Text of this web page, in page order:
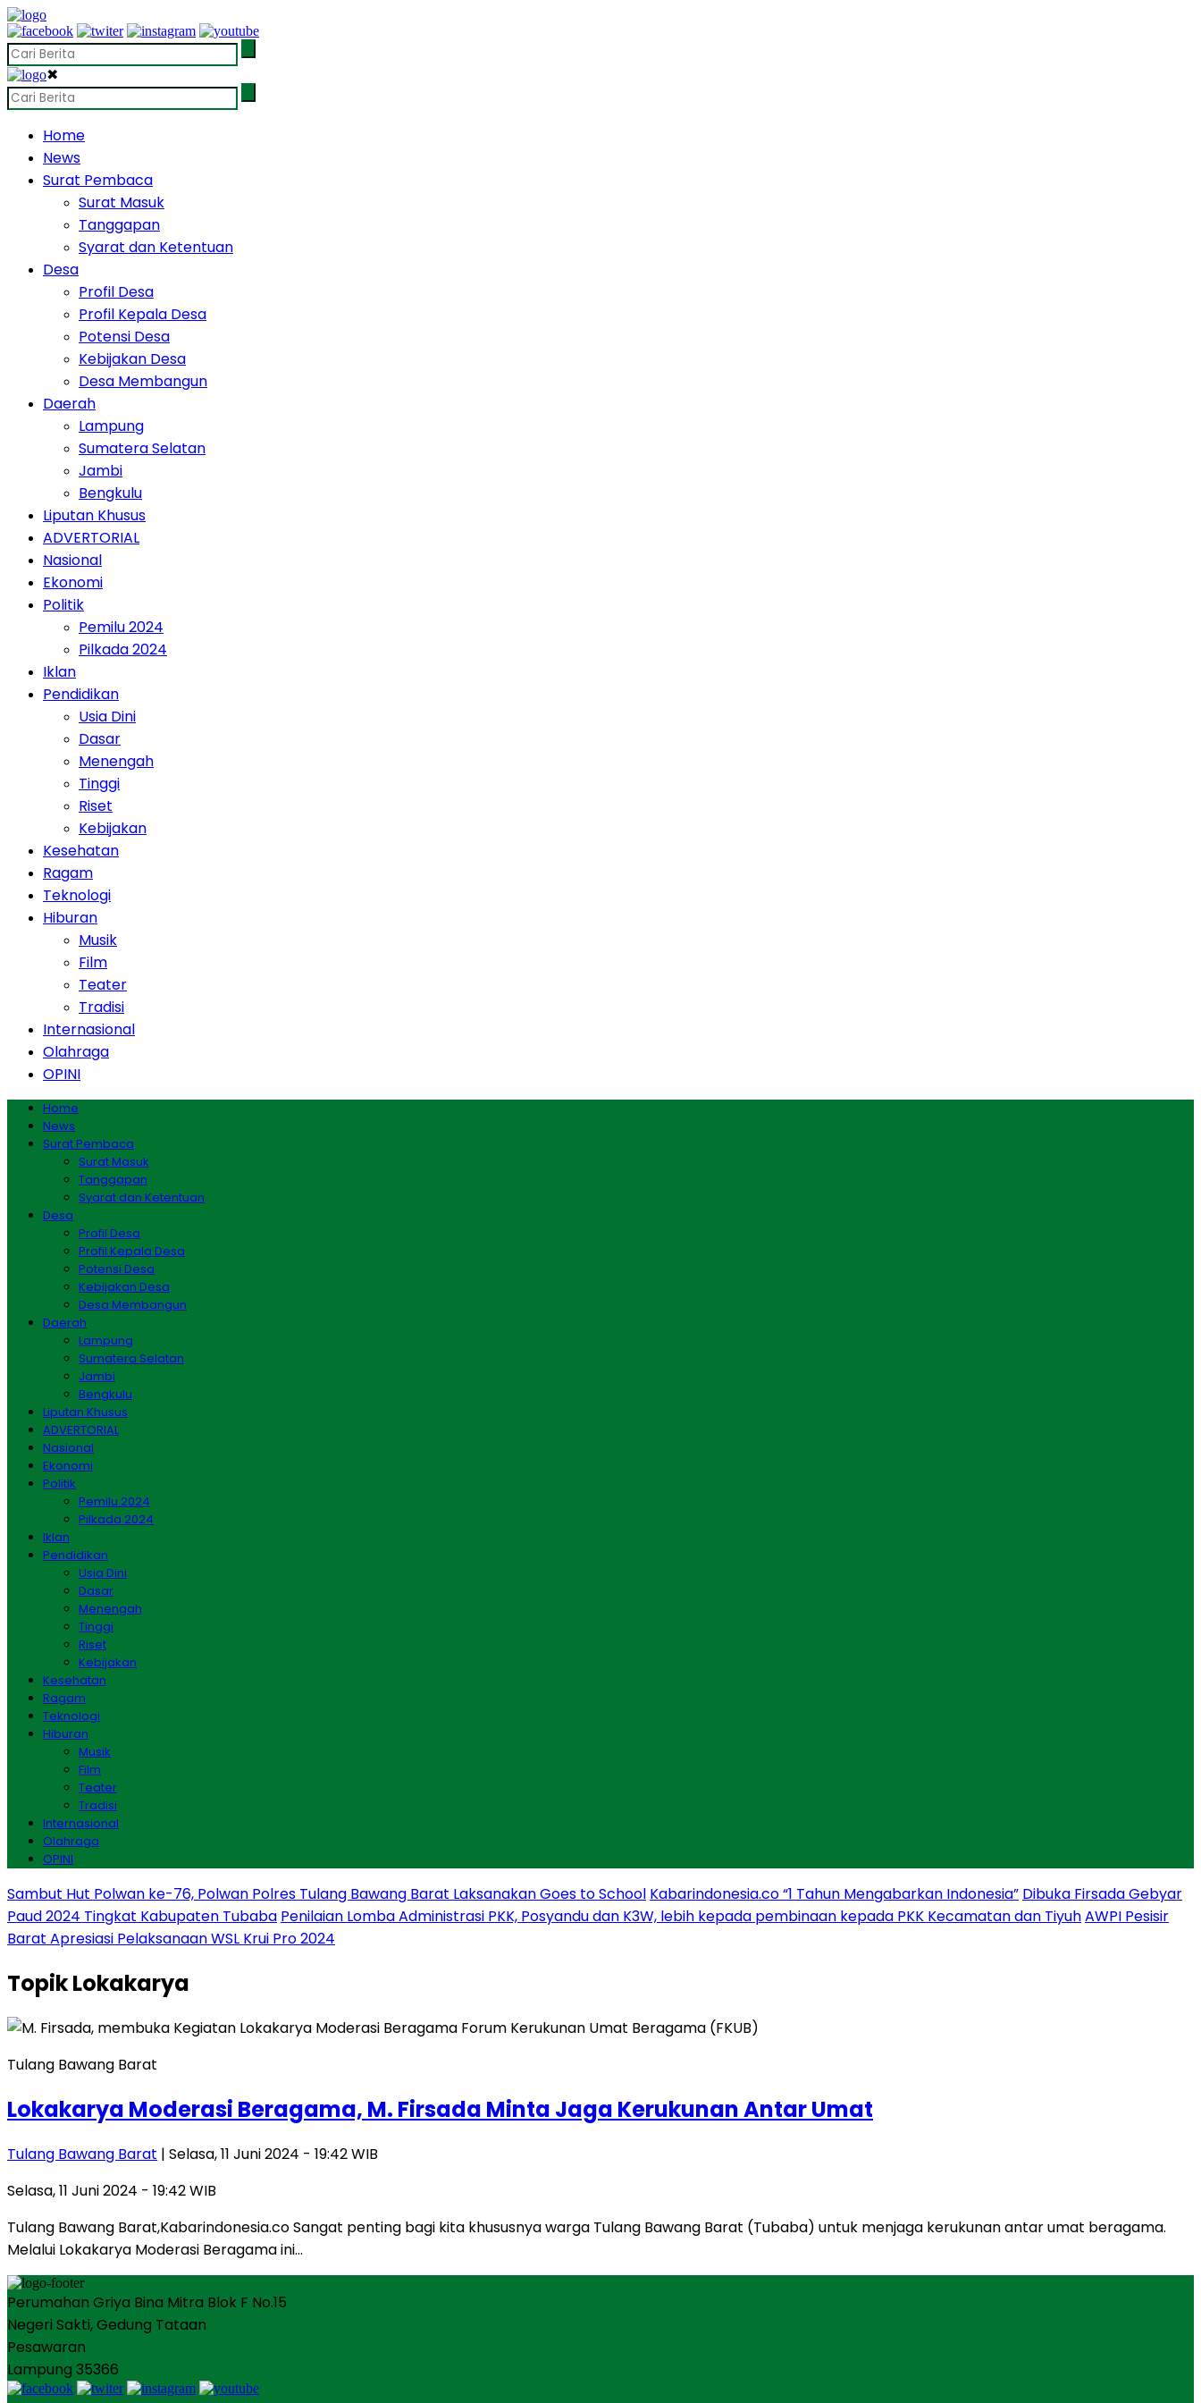
✖
Home
News
Surat Pembaca
Surat Masuk
Tanggapan
Syarat dan Ketentuan
Desa
Profil Desa
Profil Kepala Desa
Potensi Desa
Kebijakan Desa
Desa Membangun
Daerah
Lampung
Sumatera Selatan
Jambi
Bengkulu
Liputan Khusus
ADVERTORIAL
Nasional
Ekonomi
Politik
Pemilu 2024
Pilkada 2024
Iklan
Pendidikan
Usia Dini
Dasar
Menengah
Tinggi
Riset
Kebijakan
Kesehatan
Ragam
Teknologi
Hiburan
Musik
Film
Teater
Tradisi
Internasional
Olahraga
OPINI
Home
News
Surat Pembaca
Surat Masuk
Tanggapan
Syarat dan Ketentuan
Desa
Profil Desa
Profil Kepala Desa
Potensi Desa
Kebijakan Desa
Desa Membangun
Daerah
Lampung
Sumatera Selatan
Jambi
Bengkulu
Liputan Khusus
ADVERTORIAL
Nasional
Ekonomi
Politik
Pemilu 2024
Pilkada 2024
Iklan
Pendidikan
Usia Dini
Dasar
Menengah
Tinggi
Riset
Kebijakan
Kesehatan
Ragam
Teknologi
Hiburan
Musik
Film
Teater
Tradisi
Internasional
Olahraga
OPINI
Sambut Hut Polwan ke-76, Polwan Polres Tulang Bawang Barat Laksanakan Goes to School Kabarindonesia.co “1 Tahun Mengabarkan Indonesia” Dibuka Firsada Gebyar
Paud 2024 Tingkat Kabupaten Tubaba Penilaian Lomba Administrasi PKK, Posyandu dan K3W, lebih kepada pembinaan kepada PKK Kecamatan dan TiyuhAWPI Pesisir
Barat Apresiasi Pelaksanaan WSL Krui Pro 2024
TopikLokakarya
Tulang Bawang Barat
Lokakarya Moderasi Beragama, M. Firsada Minta Jaga Kerukunan Antar Umat
Tulang Bawang Barat | Selasa, 11 Juni 2024 - 19:42 WIB
Selasa, 11 Juni 2024 - 19:42 WIB
Tulang Bawang Barat,Kabarindonesia.co Sangat penting bagi kita khususnya warga Tulang Bawang Barat (Tubaba) untuk menjaga kerukunan antar umat beragama.
Melalui Lokakarya Moderasi Beragama ini…
Perumahan Griya Bina Mitra Blok F No.15
Negeri Sakti, Gedung Tataan
Pesawaran
Lampung 35366